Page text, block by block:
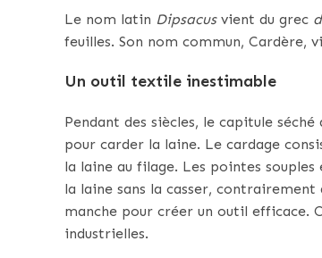
Le nom latin Dipsacusvient du grec
feuilles. Son nom commun, Cardère,
Un outil textile inestimable
Pendant des siècles, le capitule séché
pour carder la laine. Le cardage
la laine au filage. Les pointes
la laine sans la casser,
manche pour créer un outil efficace.
industrielles.